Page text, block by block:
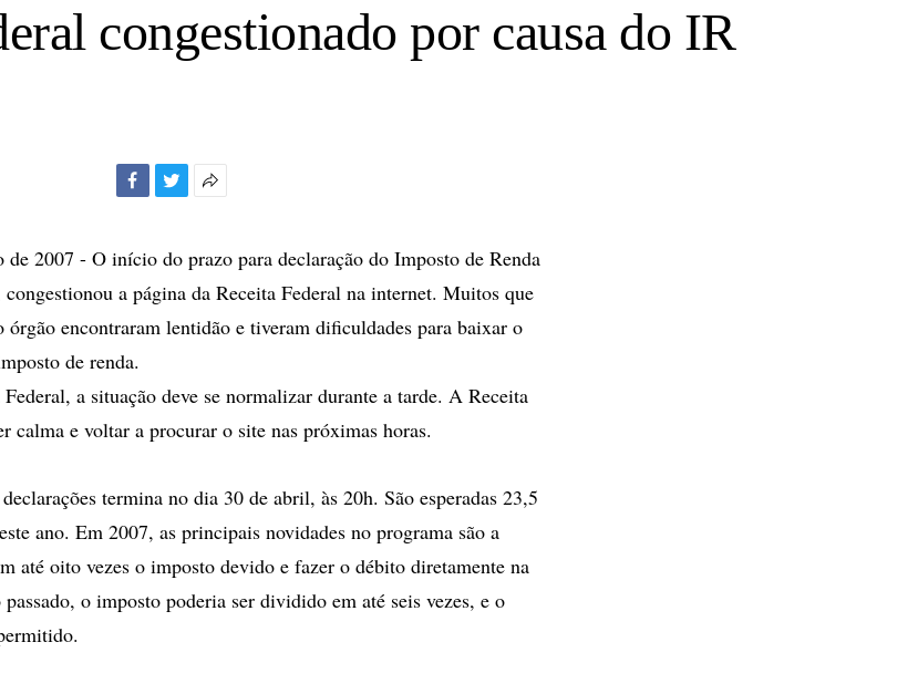
congestionado por causa do IR
compartilhamento
2007 - O início do prazo para declaração do Imposto de Renda
a página da Receita Federal na internet. Muitos que
órgão encontraram lentidão e tiveram dificuldades para baixar o
de renda.
a situação deve se normalizar durante a tarde. A Receita
calma e voltar a procurar o site nas próximas horas.
termina no dia 30 de abril, às 20h. São esperadas 23,5
ano. Em 2007, as principais novidades no programa são a
até oito vezes o imposto devido e fazer o débito diretamente na
o imposto poderia ser dividido em até seis vezes, e o